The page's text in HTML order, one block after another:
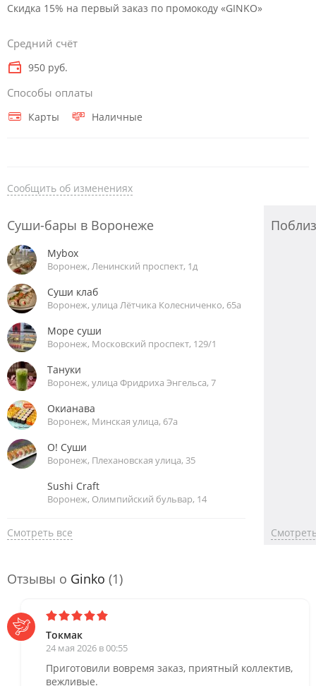
Скидка 15% на первый заказ по промокоду «GINKO»
Средний счёт
950 руб.
Способы оплаты
Карты Наличные
Сообщить об изменениях
Суши-бары в Воронеже
Mybox
Воронеж, Ленинский проспект, 1д
Суши клаб
Воронеж, улица Лётчика Колесниченко, 65а
Море суши
Воронеж, Московский проспект, 129/1
Тануки
Воронеж, улица Фридриха Энгельса, 7
Окианава
Воронеж, Минская улица, 67а
О! Суши
Воронеж, Плехановская улица, 35
Sushi Craft
Воронеж, Олимпийский бульвар, 14
Смотреть все
Отзывы о Ginko (1)
Токмак
24 мая 2026 в 00:55
Приготовили вовремя заказ, приятный коллектив,
вежливые.